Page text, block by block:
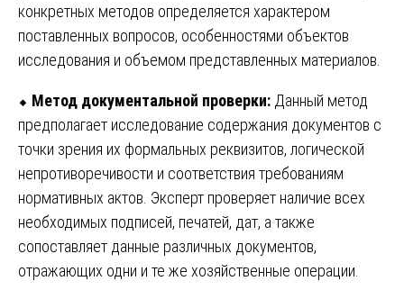
конкретных методов определяется характером
поставленных вопросов, особенностями объектов
исследования и объемом представленных материалов.
⬥ Метод документальной проверки: Данный метод
предполагает исследование содержания документов с
точки зрения их формальных реквизитов, логической
непротиворечивости и соответствия требованиям
нормативных актов. Эксперт проверяет наличие всех
необходимых подписей, печатей, дат, а также
сопоставляет данные различных документов,
отражающих одни и те же хозяйственные операции.